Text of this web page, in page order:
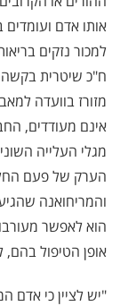
אותו אדם ועומדים
למכור נזקים
ח"כ שיטרית בקשה
מזורז בוועדה
אינם מעודדים,
מגלי העלייה
הערק של פעם
והמריחואנה
הוא לאפשר
אופן הטיפול בהם,
"יש לציין כי אדם